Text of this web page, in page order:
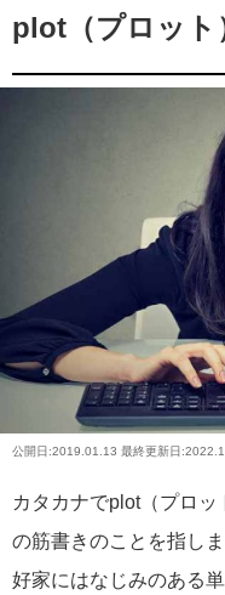
plot（プロット
公開日:2019.01.13 最終更新日
カタカナでplot（プロ
の筋書きのことを指し
好家にはなじみのある単